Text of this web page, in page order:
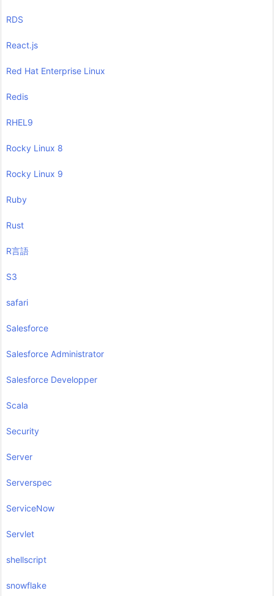
RDS
React.js
Red Hat Enterprise Linux
Redis
RHEL9
Rocky Linux 8
Rocky Linux 9
Ruby
Rust
R言語
S3
safari
Salesforce
Salesforce Administrator
Salesforce Developper
Scala
Security
Server
Serverspec
ServiceNow
Servlet
shellscript
snowflake